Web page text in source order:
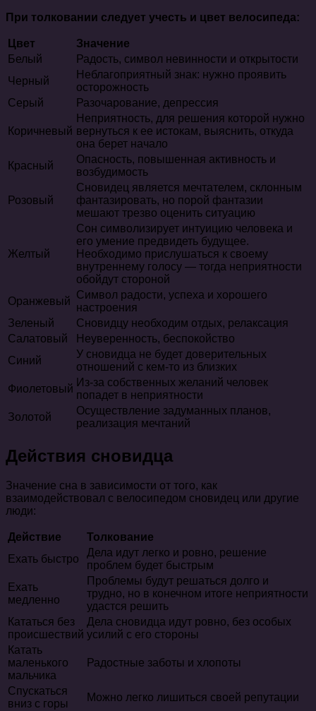
При толковании следует учесть и цвет велосипеда:
Цвет
Значение
Белый
Радость, символ невинности и открытости
Черный
Неблагоприятный знак: нужно проявить
осторожность
Серый
Разочарование, депрессия
Коричневый
Неприятность, для решения которой нужно
вернуться к ее истокам, выяснить, откуда
она берет начало
Красный
Опасность, повышенная активность и
возбудимость
Розовый
Сновидец является мечтателем, склонным
фантазировать, но порой фантазии
мешают трезво оценить ситуацию
Желтый
Сон символизирует интуицию человека и
его умение предвидеть будущее.
Необходимо прислушаться к своему
внутреннему голосу — тогда неприятности
обойдут стороной
Оранжевый
Символ радости, успеха и хорошего
настроения
Зеленый
Сновидцу необходим отдых, релаксация
Салатовый
Неуверенность, беспокойство
Синий
У сновидца не будет доверительных
отношений с кем-то из близких
Фиолетовый
Из-за собственных желаний человек
попадет в неприятности
Золотой
Осуществление задуманных планов,
реализация мечтаний
Действия сновидца
Значение сна в зависимости от того, как
взаимодействовал с велосипедом сновидец или другие
люди:
Действие
Толкование
Ехать быстро
Дела идут легко и ровно, решение
проблем будет быстрым
Ехать
медленно
Проблемы будут решаться долго и
трудно, но в конечном итоге неприятности
удастся решить
Кататься без
происшествий
Дела сновидца идут ровно, без особых
усилий с его стороны
Катать
маленького
мальчика
Радостные заботы и хлопоты
Спускаться
вниз с горы
Можно легко лишиться своей репутации